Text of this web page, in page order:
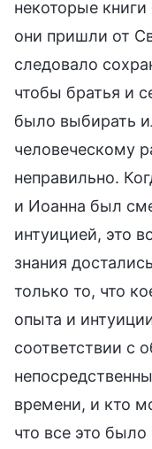
некоторые
они пришли от
следовало
чтобы братья и
было выбирать
человеческому
неправильно.
и Иоанна был
интуицией, это
знания
только то, что
опыта и
соответствии с
времени, и кто
что все это